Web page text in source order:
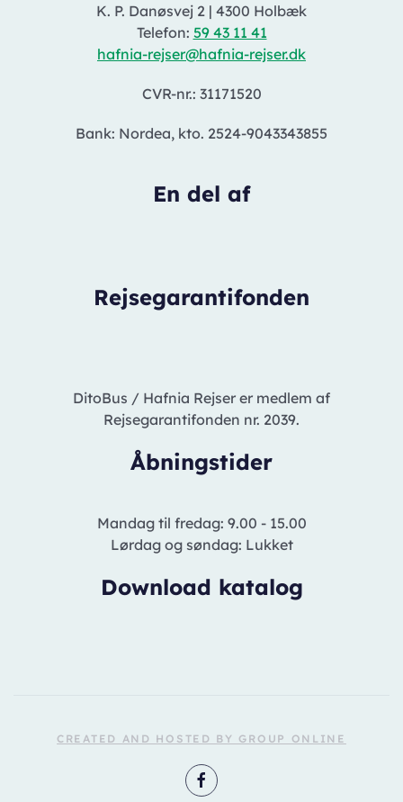
K. P. Danøsvej 2 | 4300 Holbæk
Telefon: 59 43 11 41
hafnia-rejser@hafnia-rejser.dk
CVR-nr.: 31171520
Bank: Nordea, kto. 2524-9043343855
En del af
Rejsegarantifonden
DitoBus / Hafnia Rejser er medlem af
Rejsegarantifonden nr. 2039.
Åbningstider
Mandag til fredag: 9.00 - 15.00
Lørdag og søndag: Lukket
Download katalog
CREATED AND HOSTED BY GROUP ONLINE